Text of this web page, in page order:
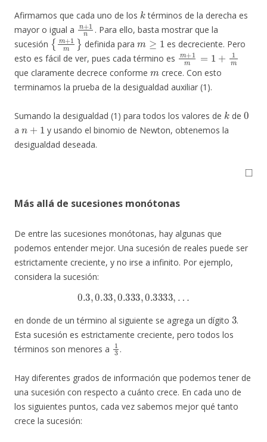
Afirmamos que cada uno de los
k
términos de la derecha es
mayor o igual a
n+1 n
. Para ello, basta mostrar que la
sucesión
{m+1 m}
definida para
m≥1
es decreciente. Pero
esto es fácil de ver, pues cada término es
m+1m=1+ 1 m
que claramente decrece conforme
m
crece. Con esto
terminamos la prueba de la desigualdad auxiliar (1).
Sumando la desigualdad (1) para todos los valores de
k
de
0
a
n+1
y usando el binomio de Newton, obtenemos la
desigualdad deseada.
◻
Más allá de sucesiones monótonas
De entre las sucesiones monótonas, hay algunas que
podemos entender mejor. Una sucesión de reales puede ser
estrictamente creciente, y no irse a infinito. Por ejemplo,
considera la sucesión:
0.3 0.33 0.333 ,0.3333
en donde de un término al siguiente se agrega un dígito
.
Esta sucesión es estrictamente creciente, pero todos los
términos son menores a
13
.
Hay diferentes grados de información que podemos tener de
una sucesión con respecto a cuánto crece. En cada uno de
los siguientes puntos, cada vez sabemos mejor qué tanto
crece la sucesión: